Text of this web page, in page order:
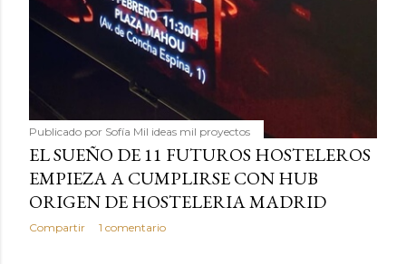
Publicado por Sofía Mil ideas mil proyectos
EL SUEÑO DE 11 FUTUROS HOSTELEROS
EMPIEZA A CUMPLIRSE CON HUB
ORIGEN DE HOSTELERIA MADRID
Compartir 1 comentario